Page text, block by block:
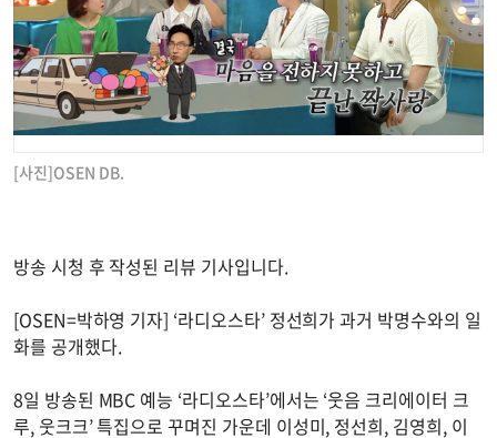
[사진]OSEN DB.
방송 시청 후 작성된 리뷰 기사입니다.
[OSEN=박하영 기자] ‘라디오스타’ 정선희가 과거 박명수와의 일
화를 공개했다.
8일 방송된 MBC 예능 ‘라디오스타’에서는 ‘웃음 크리에이터 크
루, 웃크크’ 특집으로 꾸며진 가운데 이성미, 정선희, 김영희, 이